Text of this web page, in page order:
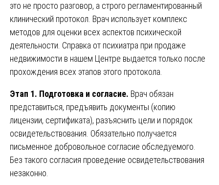
это не просто разговор, а строго регламентированный
клинический протокол. Врач использует комплекс
методов для оценки всех аспектов психической
деятельности. Справка от психиатра при продаже
недвижимости в нашем Центре выдается только после
прохождения всех этапов этого протокола.
Этап 1. Подготовка и согласие. Врач обязан
представиться, предъявить документы (копию
лицензии, сертификата), разъяснить цели и порядок
освидетельствования. Обязательно получается
письменное добровольное согласие обследуемого.
Без такого согласия проведение освидетельствования
незаконно.